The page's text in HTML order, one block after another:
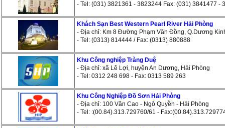
- Tel: (031) 3821361 - 3823244 Fax: (031) 3841477 -
Khách Sạn Best Western Pearl River Hải Phòng
- Địa chỉ: Km 8 Đường Phạm Văn Đồng, Q.Dương
- Tel: (0313) 814444 / Fax: (0313) 880888
Khu Công nghiệp Tràng Duệ
- Địa chỉ: xã Lê Lợi, huyện An Dương, Hải Phòng
- Tel: 0312 248 698 - Fax: 0313 589 263
Khu Công Nghiệp Đồ Sơn Hải Phòng
- Địa chỉ: 100 Văn Cao - Ngô Quyền - Hải Phòng
- Tel: :(00.84).313.729760/61 -